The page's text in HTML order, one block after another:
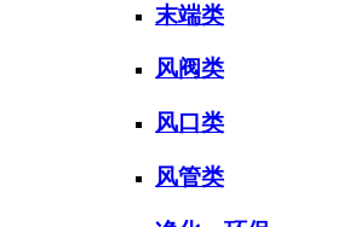
末端类
风阀类
风口类
风管类